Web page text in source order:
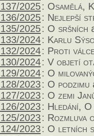
2025: Osamělá,
2025: Nejlepší
2025: O sršních
2024: Karlu
2024: Proti
2024: V objetí
2024: O
2023: O podzimu
2023: O zemi
2023: Hledání, O
2023: Rozmluva
2023: O letních